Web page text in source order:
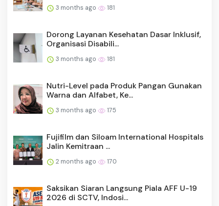
3 months ago 181
Dorong Layanan Kesehatan Dasar Inklusif,
Organisasi Disabili...
3 months ago 181
Nutri-Level pada Produk Pangan Gunakan
Warna dan Alfabet, Ke...
3 months ago 175
Fujifilm dan Siloam International Hospitals
Jalin Kemitraan ...
2 months ago 170
Saksikan Siaran Langsung Piala AFF U-19
2026 di SCTV, Indosi...